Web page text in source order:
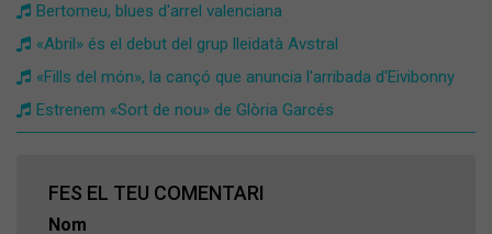
Bertomeu, blues d'arrel valenciana
«Abril» és el debut del grup lleidatà Avstral
«Fills del món», la cançó que anuncia l'arribada d'Eivibonny
Estrenem «Sort de nou» de Glòria Garcés
FES EL TEU COMENTARI
Nom